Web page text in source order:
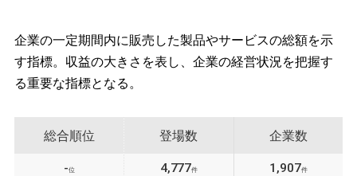
企業の一定期間内に販売した製品やサービスの総額を示
す指標。収益の大きさを表し、企業の経営状況を把握す
る重要な指標となる。
総合順位
-位
登場数
4,777件
企業数
1,907件